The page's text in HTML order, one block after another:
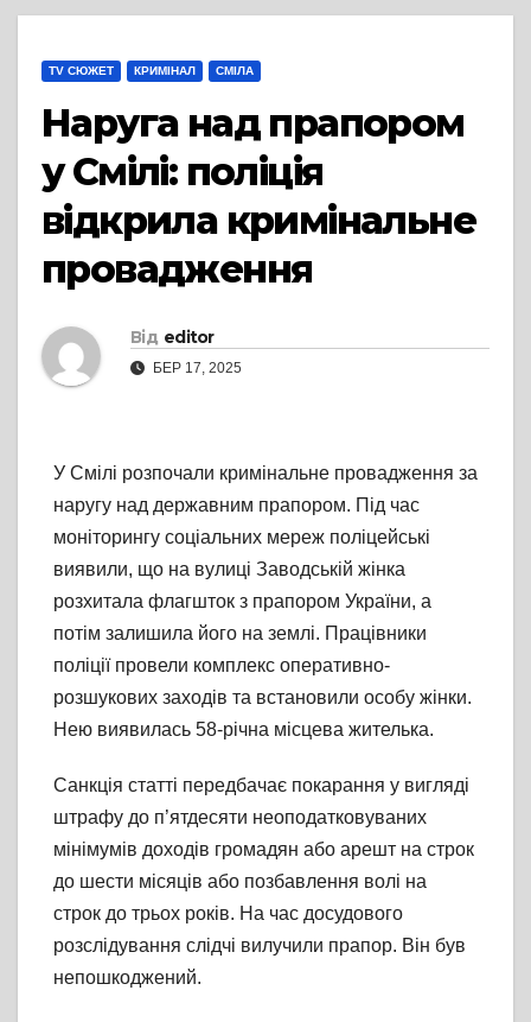
TV СЮЖЕТ КРИМІНАЛ СМІЛА
Наруга над прапором
у Смілі: поліція
відкрила кримінальне
провадження
Від editor
БЕР 17, 2025
У Смілі розпочали кримінальне провадження за
наругу над державним прапором. Під час
моніторингу соціальних мереж поліцейські
виявили, що на вулиці Заводській жінка
розхитала флагшток з прапором України, а
потім залишила його на землі. Працівники
поліції провели комплекс оперативно-
розшукових заходів та встановили особу жінки.
Нею виявилась 58-річна місцева жителька.
Санкція статті передбачає покарання у вигляді
штрафу до п’ятдесяти неоподатковуваних
мінімумів доходів громадян або арешт на строк
до шести місяців або позбавлення волі на
строк до трьох років. На час досудового
розслідування слідчі вилучили прапор. Він був
непошкоджений.